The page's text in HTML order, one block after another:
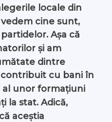
locale din
cine sunt,
Așa că
și am
dintre
cu bani în
unor formațiuni
la stat. Adică,
aceștia